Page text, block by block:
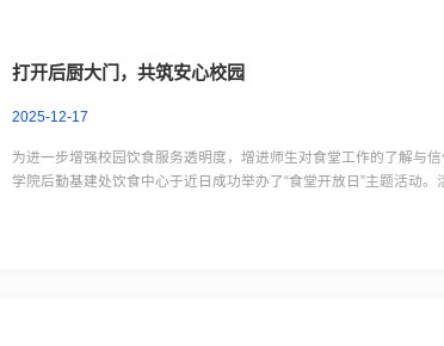
打开后厨大门，共筑安心校园
2025-12-17
为进一步增强校园饮食服务透明度，增进师生对食堂工作的了解与
学院后勤基建处饮食中心于近日成功举办了“食堂开放日”主题活动